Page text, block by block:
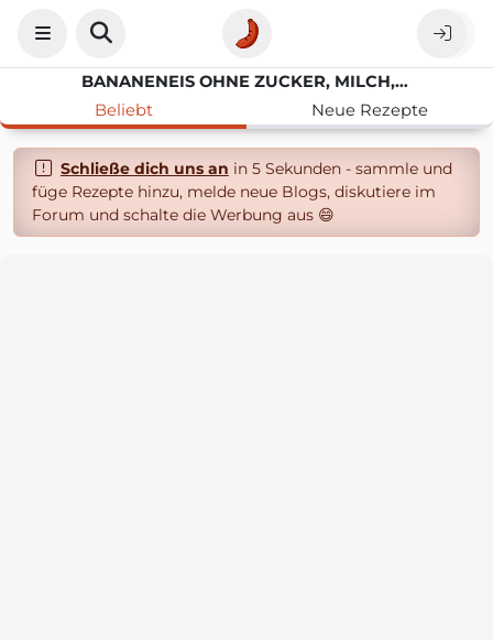
BANANENEIS OHNE ZUCKER, MILCH, EI, GLUTENFREI
Beliebt
Neue Rezepte
Schließe dich uns an in 5 Sekunden - sammle und
füge Rezepte hinzu, melde neue Blogs, diskutiere im
Forum und schalte die Werbung aus 😄